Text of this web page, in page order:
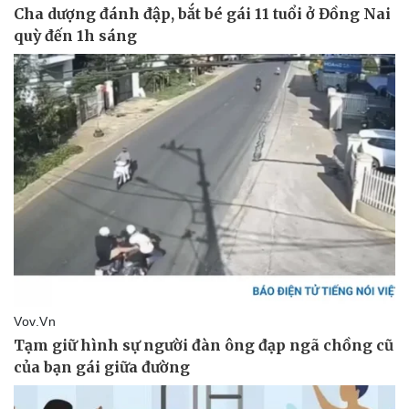
Vụ án
Tin nóng
Tư vấn luật
Vũ khí
Việt Nam